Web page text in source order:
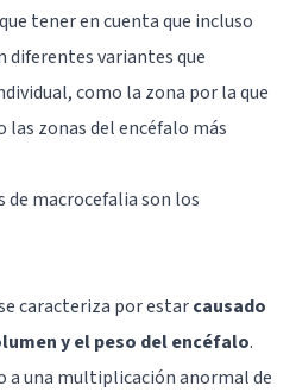
tener en cuenta que incluso
diferentes variantes que
como la zona por la que
las zonas del encéfalo más
de macrocefalia son los
caracteriza por estarcausado
y el peso del encéfalo.
a una multiplicación anormal de